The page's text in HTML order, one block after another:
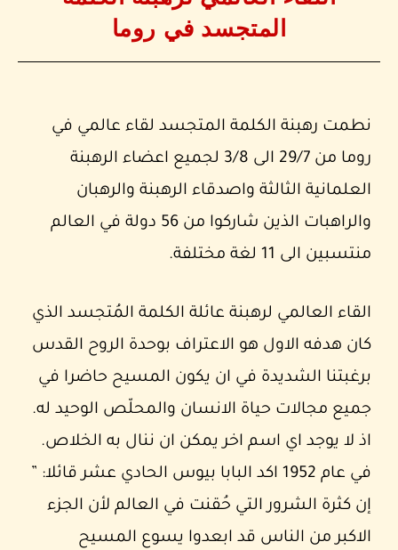
المتجسد في روما
نطمت رهبنة الكلمة المتجسد لقاء عالمي في
روما من 29/7 الى 3/8 لجميع اعضاء الرهبنة
العلمانية الثالثة واصدقاء الرهبنة والرهبان
والراهبات الذين شاركوا من 56 دولة في العالم
منتسبين الى 11 لغة مختلفة.
القاء العالمي لرهبنة عائلة الكلمة المُتجسد الذي
كان هدفه الاول هو الاعتراف بوحدة الروح القدس
برغبتنا الشديدة في ان يكون المسيح حاضرا في
جميع مجالات حياة الانسان والمحلّص الوحيد له.
اذ لا يوجد اي اسم اخر يمكن ان ننال به الخلاص.
في عام 1952 اكد البابا بيوس الحادي عشر قائلا: ”
إن كثرة الشرور التي حُقنت في العالم لأن الجزء
الاكبر من الناس قد ابعدوا يسوع المسيح